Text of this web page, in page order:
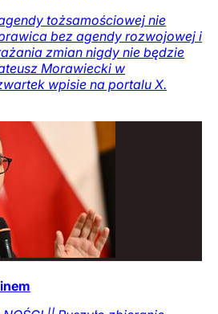
tożsamościowej nie
bez agendy rozwojowej i
zmian nigdy nie będzie
Morawiecki w
wpisie na portalu X.